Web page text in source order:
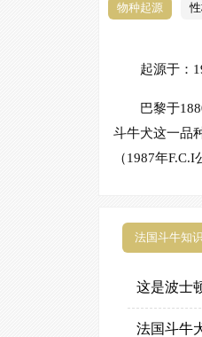
物种起源
起源于：
巴黎于
斗牛犬这一品
（1987年
法国斗牛知识
这是波士
法国斗牛